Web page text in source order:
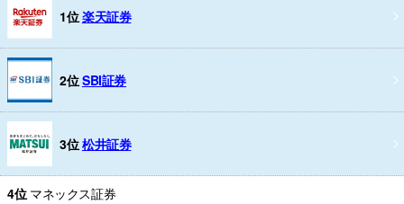
1位楽天証券
2位SBI証券
3位松井証券
4位 マネックス証券